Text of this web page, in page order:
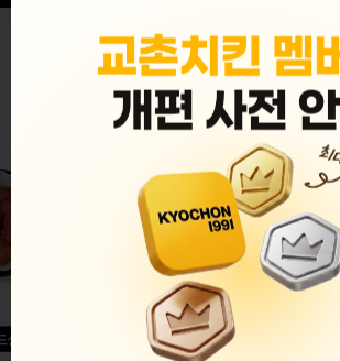
MENU
글윙
반반순살[레드+허니]